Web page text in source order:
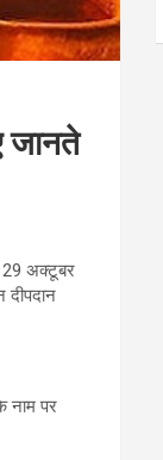
जानते
29 अक्टूबर
नाम पर